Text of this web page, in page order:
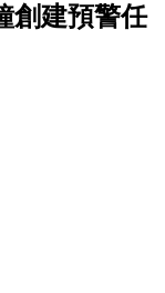
創建預警任